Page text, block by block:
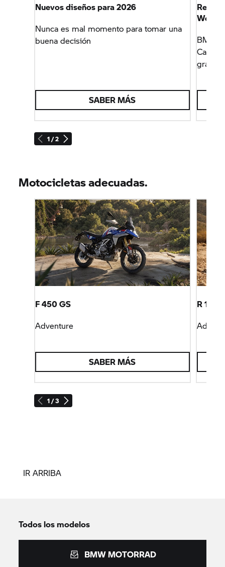
1 / 2
Nuevos diseños para 2026
Nunca es mal momento para tomar una
buena decisión
SABER MÁS
BMW
gracias
Motocicletas adecuadas.
1 / 3
F 450 GS
Adventure
SABER MÁS
R
IR ARRIBA
Todos los modelos
BMW MOTORRAD